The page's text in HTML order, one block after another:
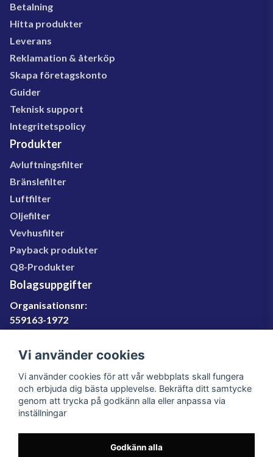
Betalning
Hitta produkter
Leverans
Reklamation & återköp
Skapa företagskonto
Guider
Teknisk support
Integritetspolicy
Produkter
Avluftningsfilter
Bränslefilter
Luftfilter
Oljefilter
Vevhusfilter
Payback produkter
Q8-Produkter
Bolagsuppgifter
Organisationsnr:
559163-1972
SE559163197201
060-566 800
info@filter.se
Vi använder cookies
Vi använder cookies för att vår webbplats skall fungera
och erbjuda dig bästa upplevelse. Bekräfta ditt samtycke
genom att trycka på godkänn alla eller anpassa via
inställningar
Godkänn alla